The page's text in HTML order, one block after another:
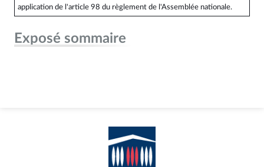
application de l'article 98 du règlement de l'Assemblée nationale.
Exposé sommaire